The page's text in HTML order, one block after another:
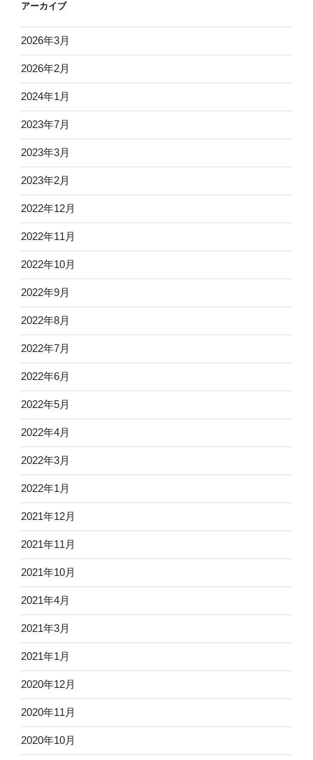
ン
アーカイブ
2026年3月
2026年2月
2024年1月
2023年7月
2023年3月
2023年2月
2022年12月
2022年11月
2022年10月
2022年9月
2022年8月
2022年7月
2022年6月
2022年5月
2022年4月
2022年3月
2022年1月
2021年12月
2021年11月
2021年10月
2021年4月
2021年3月
2021年1月
2020年12月
2020年11月
2020年10月